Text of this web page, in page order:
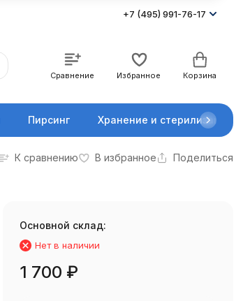
+7 (495) 991-76-17
Сравнение Избранное Корзина
Пирсинг Хранение и стерилизация
К сравнению В избранное Поделиться
Основной склад:
Нет в наличии
1 700 ₽